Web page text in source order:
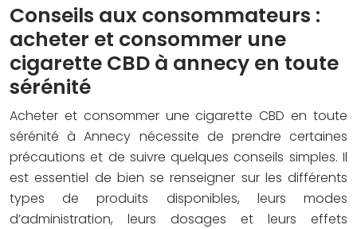
Conseils aux consommateurs :
acheter et consommer une
cigarette CBD à annecy en toute
sérénité
Acheter et consommer une cigarette CBD en toute
sérénité à Annecy nécessite de prendre certaines
précautions et de suivre quelques conseils simples. Il
est essentiel de bien se renseigner sur les différents
types de produits disponibles, leurs modes
d’administration, leurs dosages et leurs effets